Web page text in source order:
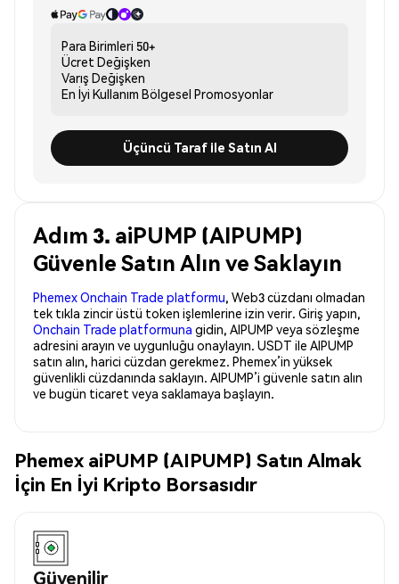
Para Birimleri 50+
Ücret Değişken
Varış Değişken
En İyi Kullanım Bölgesel Promosyonlar
Üçüncü Taraf ile Satın Al
Adım 3. aiPUMP (AIPUMP)
Güvenle Satın Alın ve Saklayın
Phemex Onchain Trade platformu, Web3 cüzdanı olmadan
tek tıkla zincir üstü token işlemlerine izin verir. Giriş yapın,
Onchain Trade platformuna gidin, AIPUMP veya sözleşme
adresini arayın ve uygunluğu onaylayın. USDT ile AIPUMP
satın alın, harici cüzdan gerekmez. Phemex’in yüksek
güvenlikli cüzdanında saklayın. AIPUMP’i güvenle satın alın
ve bugün ticaret veya saklamaya başlayın.
Phemex aiPUMP (AIPUMP) Satın Almak
İçin En İyi Kripto Borsasıdır
Güvenilir